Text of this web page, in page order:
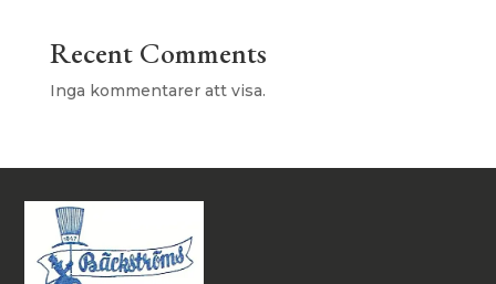
Recent Comments
Inga kommentarer att visa.